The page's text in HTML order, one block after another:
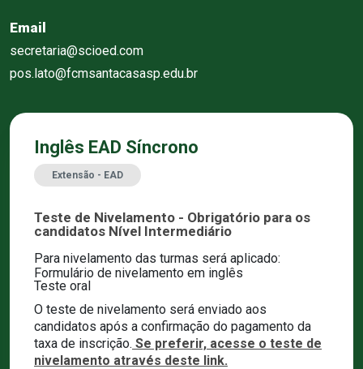
Email
secretaria@scioed.com
pos.lato@fcmsantacasasp.edu.br
Inglês EAD Síncrono
Extensão - EAD
Teste de Nivelamento - Obrigatório para os
candidatos Nível Intermediário
Para nivelamento das turmas será aplicado:
Formulário de nivelamento em inglês
Teste oral
O teste de nivelamento será enviado aos
candidatos após a confirmação do pagamento da
taxa de inscrição. Se preferir, acesse o teste de
nivelamento através deste link.